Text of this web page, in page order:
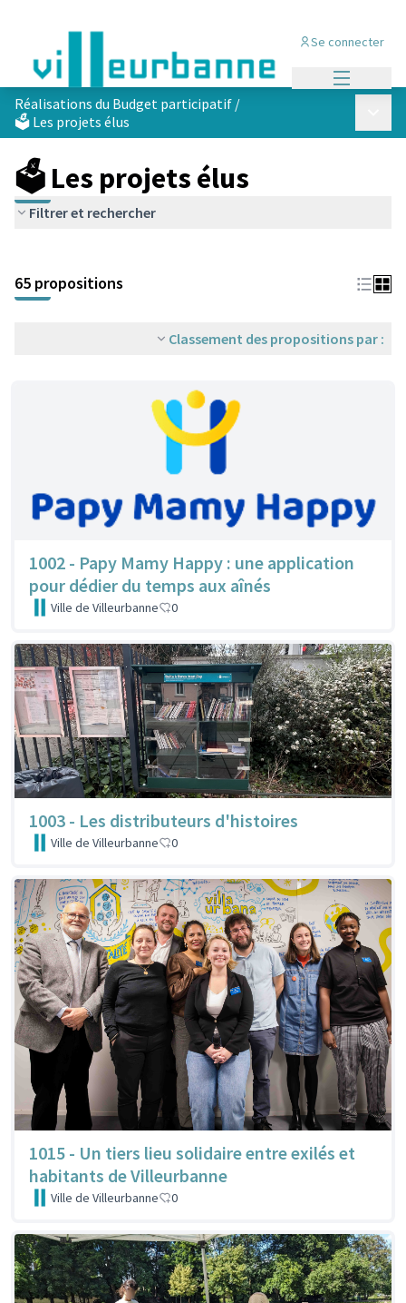
Se connecter
Réalisations du Budget participatif /
🗳️ Les projets élus
🗳️ Les projets élus
Filtrer et rechercher
+
−
65 propositions
Classement des propositions par :
1002 - Papy Mamy Happy : une application
pour dédier du temps aux aînés
Ville de Villeurbanne 0
1003 - Les distributeurs d'histoires
Ville de Villeurbanne 0
1015 - Un tiers lieu solidaire entre exilés et
habitants de Villeurbanne
Ville de Villeurbanne 0